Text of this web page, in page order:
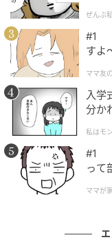
は浮かばれない幽
ミ）が再登場した
い髪の毛を見つけ
れてるのかな」と
見上げた方向では
ずんで微笑んでい
フ…。ウフフフ…
の出演だったが、
て、「えっ、いる
かった」「来てた
られている。騒が
ぜんぶ
#1
すよ
ママ友
入学
分か
私はモ
#1
って
ママが